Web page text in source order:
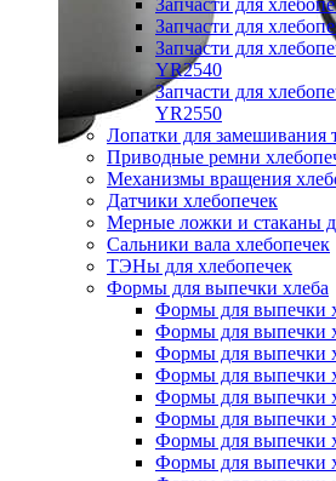
Запчасти для
Запчасти для
Запчасти для
YR2540
Запчасти для
YR2550
Лопатки для замешивания
Приводные ремни
Механизмы вращения
Датчики хлебопечек
Мерные ложки и стаканы
Сальники вала хлебопечек
ТЭНы для хлебопечек
Формы для выпечки хлеба
Формы для выпечки
Формы для выпечки
Формы для выпечки
Формы для выпечки
Формы для выпечки
Формы для выпечки
Формы для выпечки
Формы для выпечки